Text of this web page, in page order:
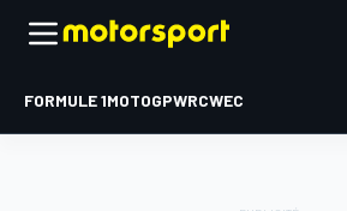
FORMULE 1MOTOGPWRCWEC